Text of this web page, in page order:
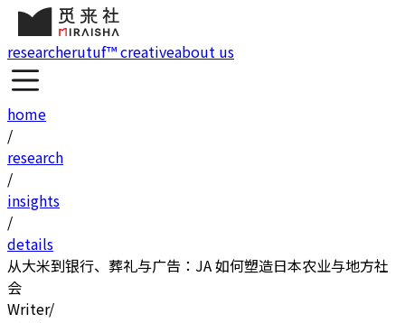
researcherutuf™ creativeabout us
home
/
research
/
insights
/
details
从大米到银行、葬礼与广告：JA 如何塑造日本农业与地方社
会
Writer/